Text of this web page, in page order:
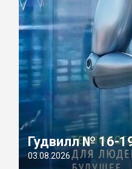
Гудвилл № 16-
03.08.2026